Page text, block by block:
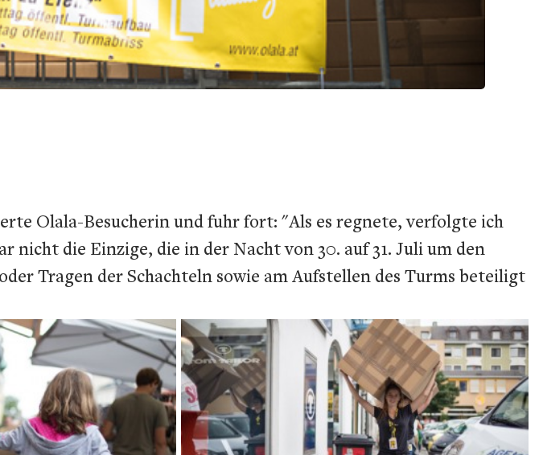
Olala-Besucherin und fuhr fort: "Als es regnete, verfolgte ich
nicht die Einzige, die in der Nacht von 30. auf 31. Juli um den
Tragen der Schachteln sowie am Aufstellen des Turms beteiligt